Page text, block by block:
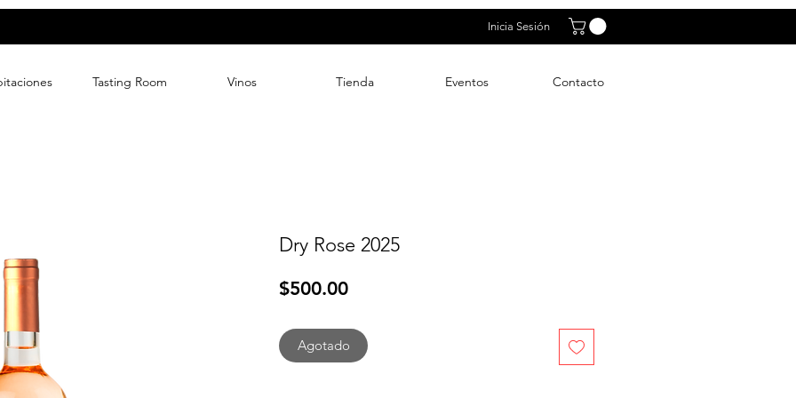
Inicia Sesión
Tasting Room Vinos Tienda Eventos Contacto
Dry Rose 2025
$500.00Precio
Agotado